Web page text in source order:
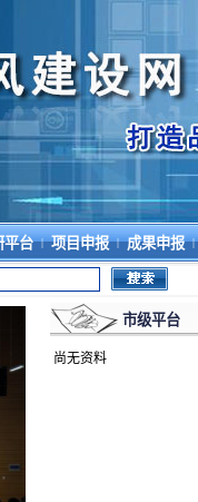
平台 | 项目申报 | 成果申报 |
市级平台
尚无资料